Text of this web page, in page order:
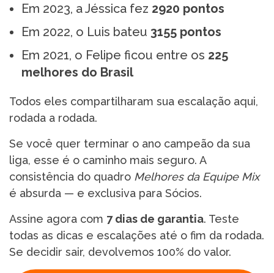
Em 2023, a Jéssica fez 2920 pontos
Em 2022, o Luis bateu 3155 pontos
Em 2021, o Felipe ficou entre os 225
melhores do Brasil
Todos eles compartilharam sua escalação aqui,
rodada a rodada.
Se você quer terminar o ano campeão da sua
liga, esse é o caminho mais seguro. A
consistência do quadro Melhores da Equipe Mix
é absurda — e exclusiva para Sócios.
Assine agora com 7 dias de garantia. Teste
todas as dicas e escalações até o fim da rodada.
Se decidir sair, devolvemos 100% do valor.